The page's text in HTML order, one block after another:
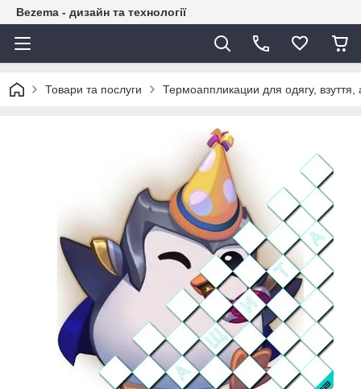
Bezema - дизайн та технології
Товари та послуги Термоаппликации для одягу, взуття,